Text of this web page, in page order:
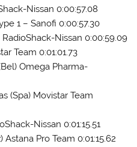
Nissan 0:00:57.08
1 – Sanofi 0:00:57.30
Nissan 0:00:59.09
Team 0:01:01.73
Omega Pharma-
(Spa) Movistar Team
Nissan 0:01:15.51
Pro Team 0:01:15.62